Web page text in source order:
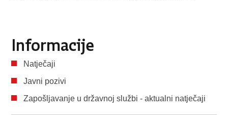
Informacije
Natječaji
Javni pozivi
Zapošljavanje u državnoj službi - aktualni natječaji